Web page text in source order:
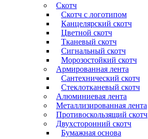
Скотч
Скотч с логотипом
Канцелярский скотч
Цветной скотч
Тканевый скотч
Сигнальный скотч
Морозостойкий скотч
Армированная лента
Сантехнический скотч
Стеклотканевый скотч
Алюминиевая лента
Металлизированная лента
Противоскользящий скотч
Двухсторонний скотч
Бумажная основа